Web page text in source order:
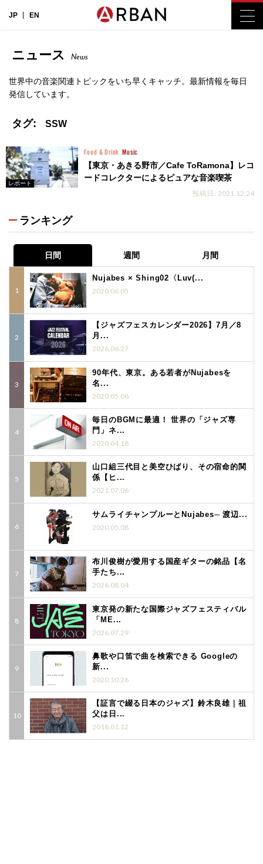
JP EN
ニュース News
世界中の音楽関連トピックをいち早くキャッチ。最新情報を毎日
発信しています。
タグ: SSW
レポート
Food & Drink Music
【東京・あきる野市／Cafe ToRamona】レコ
ードコレクターによるピュアな音楽喫茶
投稿日 : 2021.12.24
ランキング
日間 週間 月間
Nujabes × Shing02〈Luv(...
2020.06.05
【ジャズフェスカレンダー2026】7月／8
月...
2026.06.27
90年代、東京。ある若者がNujabesを
名...
2020.05.08
毎日のBGMに最適！ 世界の「ジャズ専
門」ネ...
2020.04.18
山口組三代目と美空ひばり、その宿命的関
係【ヒ...
2021.07.06
サムライチャンプルーとNujabes─ 渡辺...
2020.05.08
布川俊樹が愛用する国産ギターの銘品【名
手たち...
2026.08.04
東京発の新たな国際ジャズフェスティバル
「ME...
2026.07.29
鼻歌や口笛で曲を検索できる Googleの
新...
2020.10.26
【証言で綴る日本のジャズ】鈴木良雄｜祖
父は日...
2018.01.12